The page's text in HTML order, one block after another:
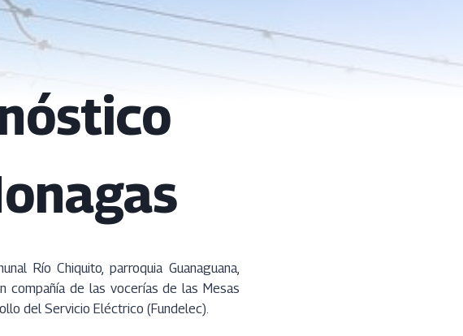
Río Chiquito, parroquia Guanaguana,
compañía de las vocerías de las Mesas
del Servicio Eléctrico (Fundelec).